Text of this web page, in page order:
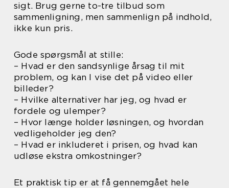
sigt. Brug gerne to-tre tilbud som
sammenligning, men sammenlign på indhold,
ikke kun pris.
Gode spørgsmål at stille:
– Hvad er den sandsynlige årsag til mit
problem, og kan I vise det på video eller
billeder?
– Hvilke alternativer har jeg, og hvad er
fordele og ulemper?
– Hvor længe holder løsningen, og hvordan
vedligeholder jeg den?
– Hvad er inkluderet i prisen, og hvad kan
udløse ekstra omkostninger?
Et praktisk tip er at få gennemgået hele